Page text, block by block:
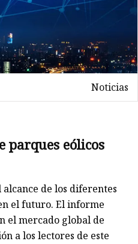
Noticias
parques eólicos
de los diferentes
el futuro. El informe
el mercado global de
a los lectores de este